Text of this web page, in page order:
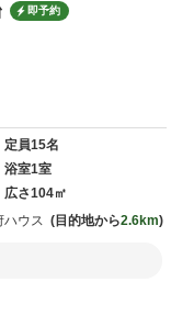
即予約
定員15名
浴室1室
広さ104㎡
ハウス 目的地から2.6km